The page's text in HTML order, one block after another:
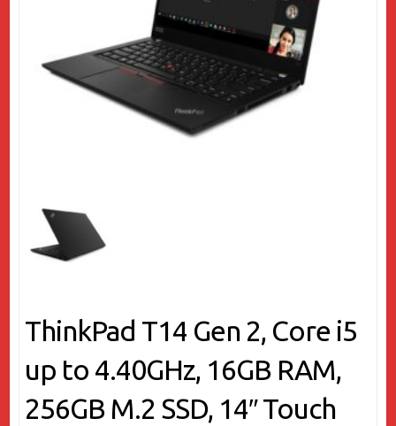
ThinkPad T14 Gen 2, Core i5
up to 4.40GHz, 16GB RAM,
256GB M.2 SSD, 14″ Touch